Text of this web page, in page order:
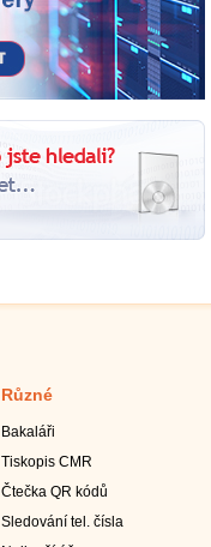
Různé
Bakaláři
Tiskopis CMR
Čtečka QR kódů
Sledování tel. čísla